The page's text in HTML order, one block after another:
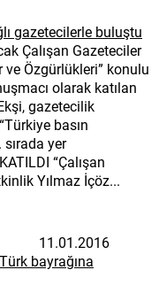
gazetecilerle buluştu
Çalışan Gazeteciler
ve Özgürlükleri” konulu
olarak katılan
gazetecilik
basın
yer
“Çalışan
Yılmaz İçöz...
11.01.2016